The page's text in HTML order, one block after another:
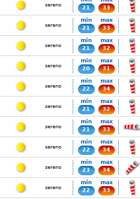
sereno
21
33
sereno
min
21
max
33
sereno
min
21
max
32
sereno
min
20
max
31
sereno
min
22
max
34
sereno
min
21
max
32
sereno
min
21
max
33
sereno
min
22
max
34
sereno
min
23
max
34
sereno
min
22
max
33